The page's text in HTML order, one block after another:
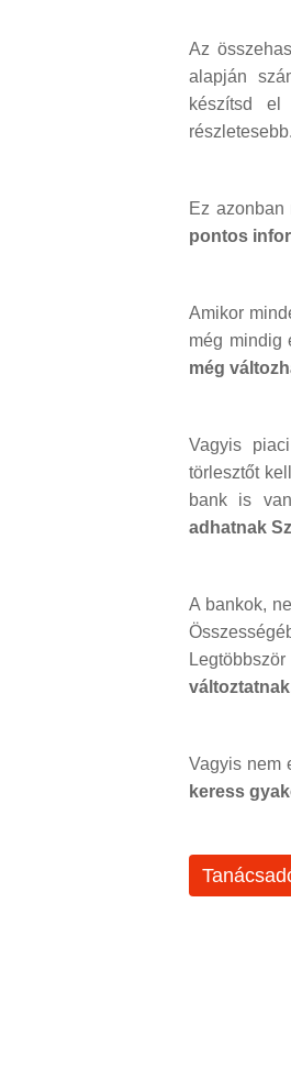
Az
alapján
készítsd
részletesebb.
Ez azonban
pontos
Amikor
még mindig
még
Vagyis
törlesztőt
bank is
adhatnak
A bankok,
változtatnak
Vagyis nem
keress